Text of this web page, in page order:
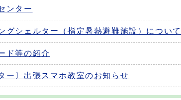
ンター
シェルター（指定暑熱避難施設）について
ド等の紹介
ー〕出張スマホ教室のお知らせ